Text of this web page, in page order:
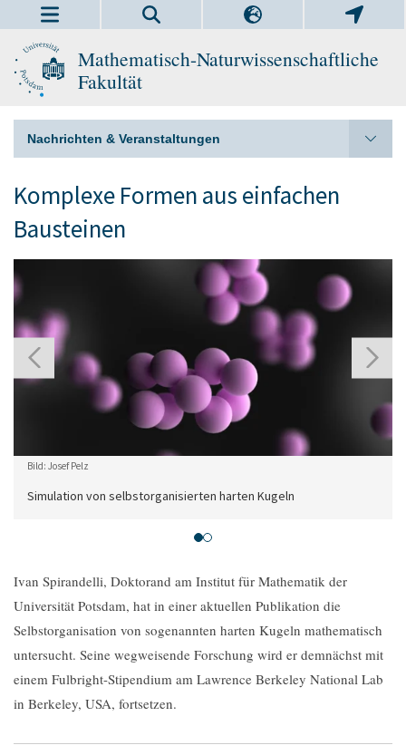
Mathematisch-Naturwissenschaftliche
Fakultät
Nachrichten & Veranstaltungen
Komplexe Formen aus einfachen
Bausteinen
Bild: Josef Pelz
Simulation von selbstorganisierten harten Kugeln
Ivan Spirandelli, Doktorand am Institut für Mathematik der
Universität Potsdam, hat in einer aktuellen Publikation die
Selbstorganisation von sogenannten harten Kugeln mathematisch
untersucht. Seine wegweisende Forschung wird er demnächst mit
einem Fulbright-Stipendium am Lawrence Berkeley National Lab
in Berkeley, USA, fortsetzen.